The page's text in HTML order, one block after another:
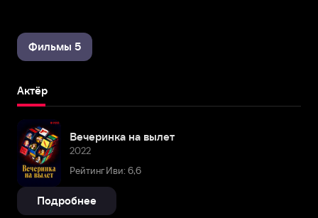
Фильмы 5
Актёр
Вечеринка на вылет
2022
Рейтинг Иви: 6,6
Подробнее